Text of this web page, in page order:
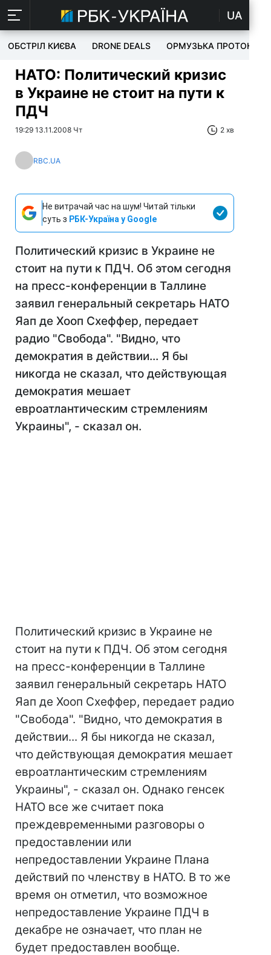
UA
ОБСТРІЛ КИЄВА DRONE DEALS ОРМУЗЬКА ПРОТОКА
НАТО: Политический кризис
в Украине не стоит на пути к
ПДЧ
19:29 13.11.2008 Чт 2 хв
RBC.UA
Не витрачай час на шум! Читай тільки
суть з РБК-Україна у Google
Политический кризис в Украине не
стоит на пути к ПДЧ. Об этом сегодня
на пресс-конференции в Таллине
заявил генеральный секретарь НАТО
Яап де Хооп Схеффер, передает
радио "Свобода". "Видно, что
демократия в действии... Я бы
никогда не сказал, что действующая
демократия мешает
евроатлантическим стремлениям
Украины", - сказал он.
Политический кризис в Украине не
стоит на пути к ПДЧ. Об этом сегодня
на пресс-конференции в Таллине
заявил генеральный секретарь НАТО
Яап де Хооп Схеффер, передает радио
"Свобода". "Видно, что демократия в
действии... Я бы никогда не сказал,
что действующая демократия мешает
евроатлантическим стремлениям
Украины", - сказал он. Однако генсек
НАТО все же считает пока
преждевременными разговоры о
предоставлении или
непредоставлении Украине Плана
действий по членству в НАТО. В то же
время он отметил, что возможное
непредоставление Украине ПДЧ в
декабре не означает, что план не
будет предоставлен вообще.